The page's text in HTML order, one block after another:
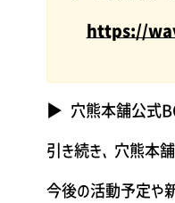
https://
▶ 穴熊本舗公式
引き続き、穴熊本舗
今後の活動予定や新